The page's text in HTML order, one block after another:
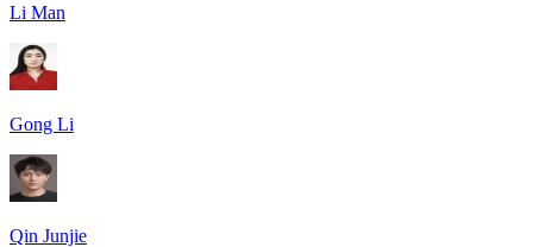
Li Man
Gong Li
Qin Junjie